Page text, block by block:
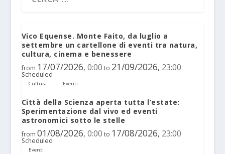
Vico Equense. Monte Faito, da luglio a
settembre un cartellone di eventi tra natura,
cultura, cinema e benessere
from 17/07/2026, 0:00 to 21/09/2026, 23:00
Scheduled
Cultura Eventi
Città della Scienza aperta tutta l’estate:
Sperimentazione dal vivo ed eventi
astronomici sotto le stelle
from 01/08/2026, 0:00 to 17/08/2026, 23:00
Scheduled
Eventi